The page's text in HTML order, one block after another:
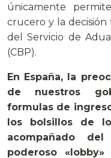
únicamente
crucero y la decisión
del Servicio de
(CBP).
En España, la
de nuestros
formulas de
los bolsillos de
acompañado
poderoso